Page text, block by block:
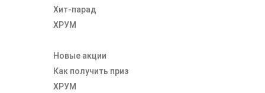
Хит-парад
ХРУМ
Новые акции
Как получить приз
ХРУМ